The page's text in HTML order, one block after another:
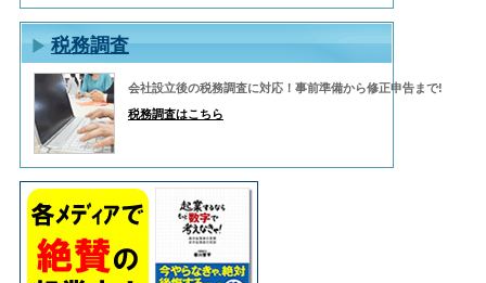
税務調査
会社設立後の税務調査に対応！事前準備から修正申告まで!
税務調査はこちら